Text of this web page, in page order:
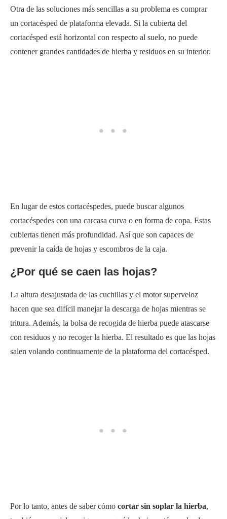
Otra de las soluciones más sencillas a su problema es comprar
un cortacésped de plataforma elevada. Si la cubierta del
cortacésped está horizontal con respecto al suelo, no puede
contener grandes cantidades de hierba y residuos en su interior.
En lugar de estos cortacéspedes, puede buscar algunos
cortacéspedes con una carcasa curva o en forma de copa. Estas
cubiertas tienen más profundidad. Así que son capaces de
prevenir la caída de hojas y escombros de la caja.
¿Por qué se caen las hojas?
La altura desajustada de las cuchillas y el motor superveloz
hacen que sea difícil manejar la descarga de hojas mientras se
tritura. Además, la bolsa de recogida de hierba puede atascarse
con residuos y no recoger la hierba. El resultado es que las hojas
salen volando continuamente de la plataforma del cortacésped.
Por lo tanto, antes de saber cómo cortar sin soplar la hierba,